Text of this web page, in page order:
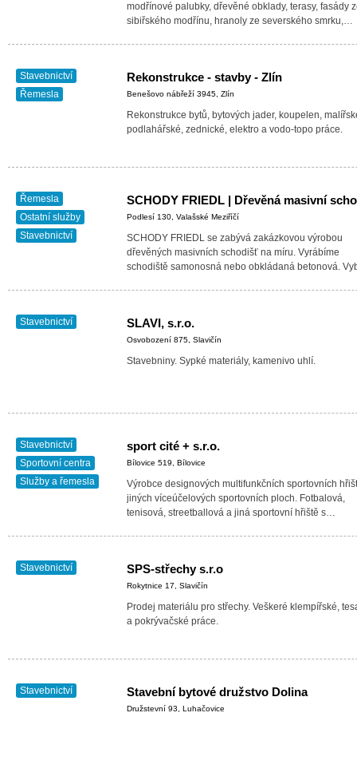
modřínové palubky, dřevěné obklady, terasy, fasády
sibiřského modřínu, hranoly ze severského smrku,…
Stavebnictví
Řemesla
Rekonstrukce - stavby - Zlín
Benešovo nábřeží 3945, Zlín
Rekonstrukce bytů, bytových jader, koupelen,
podlahářské, zednické, elektro a vodo-topo práce.
Řemesla
Ostatní služby
Stavebnictví
Podlesí 130, Valašské Meziříčí
SCHODY FRIEDL se zabývá zakázkovou výrobou
dřevěných masivních schodišť na míru. Vyrábíme
schodiště samonosná nebo obkládaná betonová.
Stavebnictví SLAVI, s.r.o.
Osvobození 875, Slavičín
Stavebniny. Sypké materiály, kamenivo uhlí.
Stavebnictví
Sportovní centra
Služby a řemesla
sport cité + s.r.o.
Bílovice 519, Bílovice
Výrobce designových multifunkčních sportovních
jiných víceúčelových sportovních ploch. Fotbalová,
tenisová, streetballová a jiná sportovní hřiště s…
Stavebnictví SPS-střechy s.r.o
Rokytnice 17, Slavičín
Prodej materiálu pro střechy. Veškeré klempířské,
a pokrývačské práce.
Stavebnictví Stavební bytové družstvo Dolina
Družstevní 93, Luhačovice